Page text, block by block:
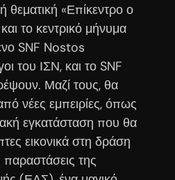
θεματική «Επίκεντρο ο
το κεντρικό μήνυμα
SNF Nostos
του ΙΣΝ, και το SNF
Μαζί τους, θα
νέες εμπειρίες, όπως
εγκατάσταση που θα
εικονικά στη δράση
παραστάσεις της